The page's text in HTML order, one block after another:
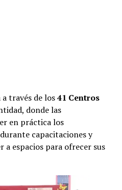
través de los41 Centros
donde las
en práctica los
capacitaciones y
a espacios para ofrecer sus